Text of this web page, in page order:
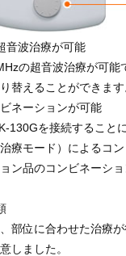
音波治療が可能
の超音波治療が可能
替えることができます
ネーションが可能
130Gを接続すること
療モード）によるコ
ン品のコンビネーシ
部位に合わせた治療
しました。